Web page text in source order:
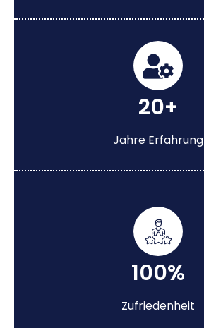
20+
Jahre Erfahrung
100%
Zufriedenheit